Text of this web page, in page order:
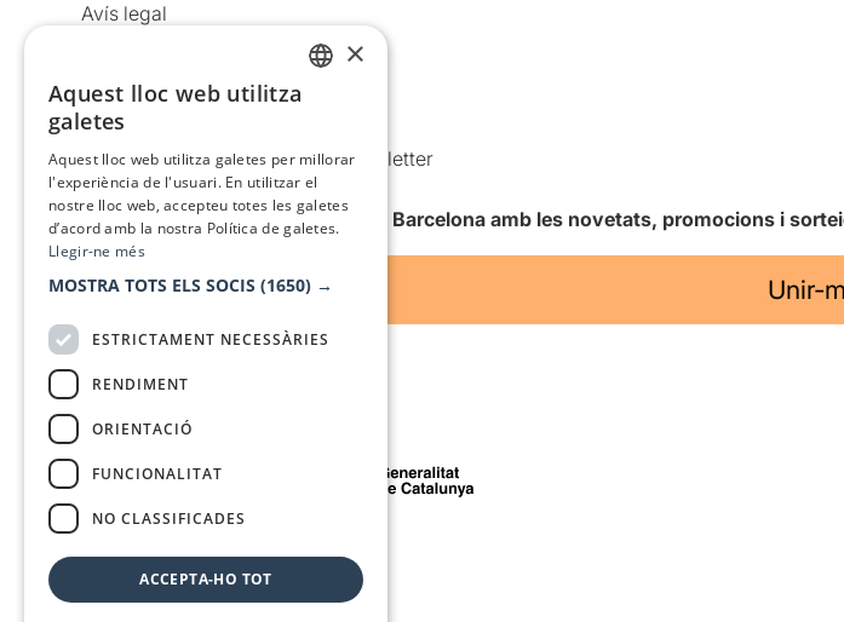
Avís legal
Política de cookies
Condicions d’ús
Comunicacions comercials i Newsletter
Anuncia’t
Vull rebre la newsletter de Teatre Barcelona amb les novetats, promocions i
Unir-
Amb el suport de
×
Aquest lloc web utilitza
galetes
Aquest lloc web utilitza galetes per millorar
l'experiència de l'usuari. En utilitzar el
nostre lloc web, accepteu totes les galetes
d’acord amb la nostra Política de galetes.
Llegir-ne més
MOSTRA TOTS ELS SOCIS (1650) →
ESTRICTAMENT NECESSÀRIES
RENDIMENT
ORIENTACIÓ
FUNCIONALITAT
NO CLASSIFICADES
ACCEPTA-HO TOT